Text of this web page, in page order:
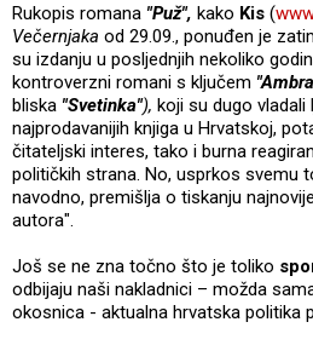
Rukopis romana "Puž", kako Kis (
Večernjaka od 29.09., ponuđen je
su izdanju u posljednjih nekoliko
kontroverzni romani s ključem "Ambra
bliska "Svetinka"), koji su dugo
najprodavanijih knjiga u Hrvatskoj,
čitateljski interes, tako i burna
političkih strana. No, usprkos svemu
navodno, premišlja o tiskanju
autora".
Još se ne zna točno što je toliko
odbijaju naši nakladnici – možda
okosnica - aktualna hrvatska politika